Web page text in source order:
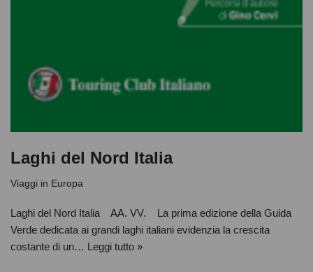
Laghi del Nord Italia
Viaggi in Europa
Laghi del Nord Italia AA. VV. La prima edizione della Guida
Verde dedicata ai grandi laghi italiani evidenzia la crescita
costante di un… Leggi tutto »